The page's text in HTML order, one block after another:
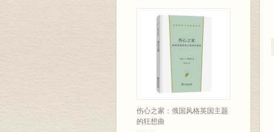
伤心之家：俄国风格英国主题
的狂想曲